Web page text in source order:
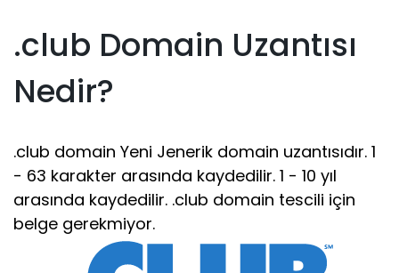
.club Domain Uzantısı
Nedir?
.club domain Yeni Jenerik domain uzantısıdır. 1
- 63 karakter arasında kaydedilir. 1 - 10 yıl
arasında kaydedilir. .club domain tescili için
belge gerekmiyor.